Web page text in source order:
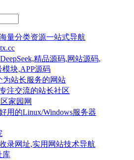
量分类资源一站式导航
精品源码,网站源码,
块,APP源码
为站长服务的网站
注交流的站长社区
家园网
用的Linux/Windows服务器
录网址,实用网站技术导航
库